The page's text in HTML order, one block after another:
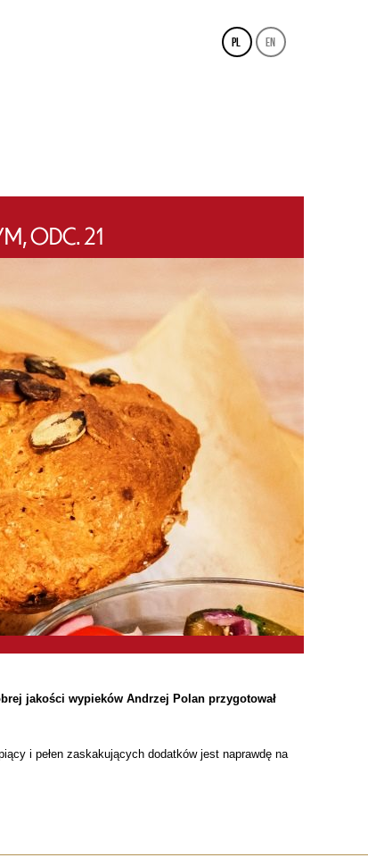
pl en
ODC. 21
jakości wypieków Andrzej Polan przygotował
i pełen zaskakujących dodatków jest naprawdę na